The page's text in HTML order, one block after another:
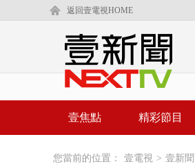
返回壹電視HOME
壹焦點 精彩節目
您當前的位置： 壹電視 > 壹新聞